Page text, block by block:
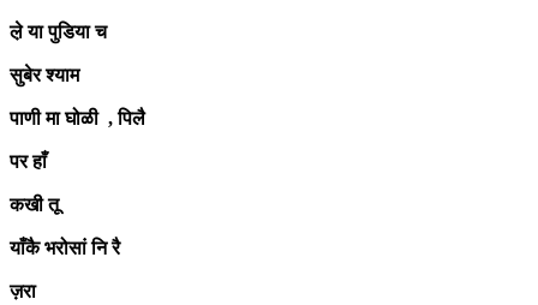
ल़े या पुडिया च
सुबेर श्याम
पाणी मा घोळी , पिलै
पर हाँ
कखी तू
याँकै भरोसां नि रै
ज़रा